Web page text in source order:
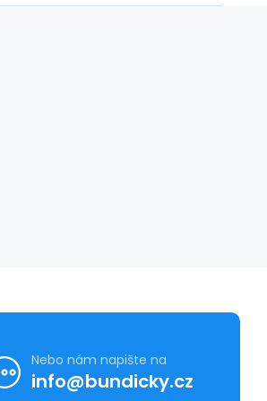
Nebo nám napište na
info@bundicky.cz